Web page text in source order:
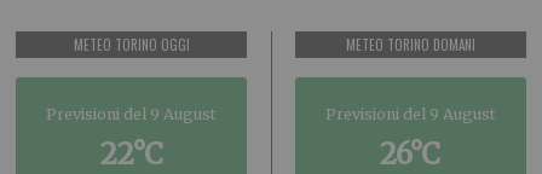
METEO TORINO OGGI
Previsioni del 9 August
22°C
METEO TORINO DOMANI
Previsioni del 9 August
26°C